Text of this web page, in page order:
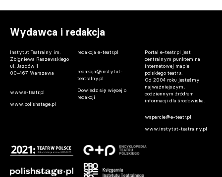
Wydawca i redakcja
Instytut Teatralny im.
Zbigniewa Raszewskiego
ul. Jazdów 1
00-467 Warszawa
www.e-teatr.pl
www.polishstage.pl
redakcja e-teatr.pl
redakcja@instytut-
teatralny.pl
Dowiedz się więcej o
redakcji
Portal e-teatr.pl jest
centralnym punktem na
internetowej mapie
polskiego teatru.
Od 2004 roku jesteśmy
najważniejszym,
codziennym źródłem
informacji dla środowiska.
wsparcie@e-teatr.pl
www.instytut-teatralny.pl